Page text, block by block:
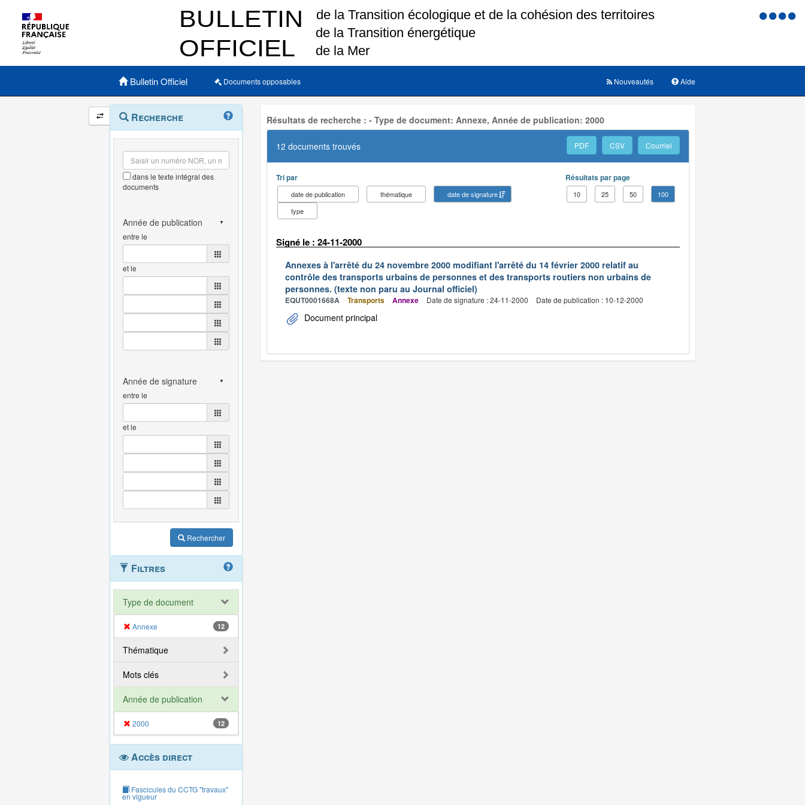
Menu
Menu principal
Bulletin Officiel Documents opposables Aide
Nouveautés
Navigation
et
outils
annexes
Menu
contextuel
Recherche
dans le texte intégral des
documents
entre le
et le
entre le
et le
Rechercher
Filtres
Type de document
Annexe 12
Thématique
Mots clés
Année de publication
2000 12
Accès direct
Fascicules du CCTG "travaux"
en vigueur
Résultats de recherche : - Type de document: Annexe, Année de publication: 2000
12 documents trouvés PDF CSV Courriel
Tri par
date de publication thématique
date de signature
type
Résultats par page
10 25 50 100
Signé le : 24-11-2000
Annexes à l'arrêté du 24 novembre 2000 modifiant l'arrêté du 14 février 2000 relatif au
contrôle des transports urbains de personnes et des transports routiers non urbains de
personnes. (texte non paru au Journal officiel)
EQUT0001668A Transports Annexe Date de signature : 24-11-2000 Date de publication : 10-12-2000
Document principal